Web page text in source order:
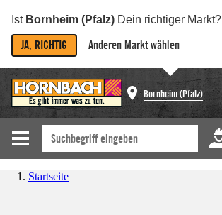
Ist Bornheim (Pfalz) Dein richtiger Markt?
JA, RICHTIG Anderen Markt wählen
Bornheim (Pfalz)
Startseite